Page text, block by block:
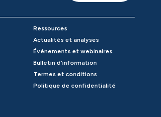
Ressources
Actualités et analyses
Événements et webinaires
Bulletin d'information
Termes et conditions
Politique de confidentialité